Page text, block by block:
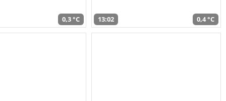
0,3 °C 13:02 0,4 °C